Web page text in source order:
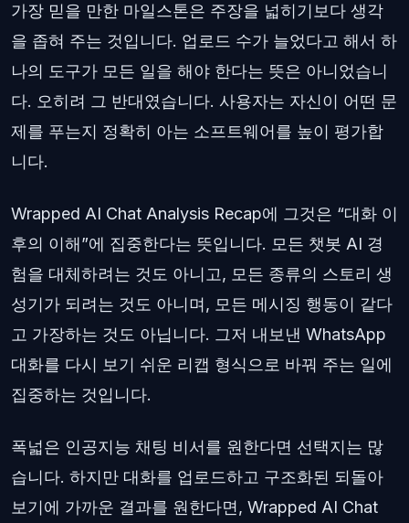
가장 믿을 만한 마일스톤은 주장을 넓히기보다 생각
을 좁혀 주는 것입니다. 업로드 수가 늘었다고 해서 하
나의 도구가 모든 일을 해야 한다는 뜻은 아니었습니
다. 오히려 그 반대였습니다. 사용자는 자신이 어떤 문
제를 푸는지 정확히 아는 소프트웨어를 높이 평가합
니다.
Wrapped AI Chat Analysis Recap에 그것은 “대화 이
후의 이해”에 집중한다는 뜻입니다. 모든 챗봇 AI 경
험을 대체하려는 것도 아니고, 모든 종류의 스토리 생
성기가 되려는 것도 아니며, 모든 메시징 행동이 같다
고 가장하는 것도 아닙니다. 그저 내보낸 WhatsApp
대화를 다시 보기 쉬운 리캡 형식으로 바꿔 주는 일에
집중하는 것입니다.
폭넓은 인공지능 채팅 비서를 원한다면 선택지는 많
습니다. 하지만 대화를 업로드하고 구조화된 되돌아
보기에 가까운 결과를 원한다면, Wrapped AI Chat